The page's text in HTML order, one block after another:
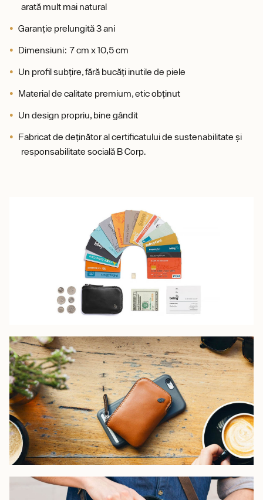
arată mult mai natural
Garanție prelungită 3 ani
Dimensiuni: 7 cm x 10,5 cm
Un profil subțire, fără bucăți inutile de piele
Material de calitate premium, etic obținut
Un design propriu, bine gândit
Fabricat de deținător al certificatului de sustenabilitate și
responsabilitate socială B Corp.